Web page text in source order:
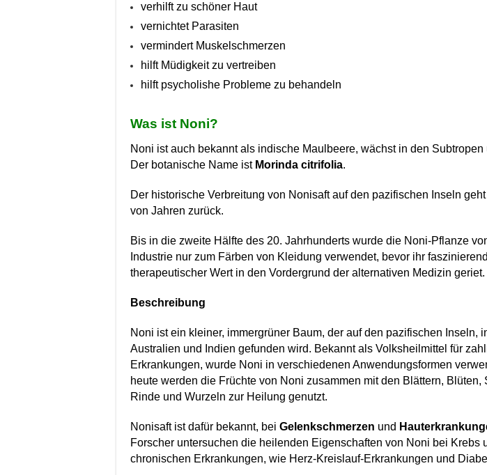
verhilft zu schöner Haut
vernichtet Parasiten
vermindert Muskelschmerzen
hilft Müdigkeit zu vertreiben
hilft psycholishe Probleme zu behandeln
Was ist Noni?
Noni ist auch bekannt als indische Maulbeere, wächst in den Subtropen
Der botanische Name ist Morinda citrifolia.
Der historische Verbreitung von Nonisaft auf den pazifischen Inseln
von Jahren zurück.
Bis in die zweite Hälfte des 20. Jahrhunderts wurde die Noni-Pflanze
Industrie nur zum Färben von Kleidung verwendet, bevor ihr
therapeutischer Wert in den Vordergrund der alternativen Medizin geriet.
Beschreibung
Noni ist ein kleiner, immergrüner Baum, der auf den pazifischen Inseln,
Australien und Indien gefunden wird. Bekannt als Volksheilmittel für
Erkrankungen, wurde Noni in verschiedenen Anwendungsformen
heute werden die Früchte von Noni zusammen mit den Blättern, Blüten,
Rinde und Wurzeln zur Heilung genutzt.
Nonisaft ist dafür bekannt, bei Gelenkschmerzen und
Forscher untersuchen die heilenden Eigenschaften von Noni bei Krebs
chronischen Erkrankungen, wie Herz-Kreislauf-Erkrankungen und